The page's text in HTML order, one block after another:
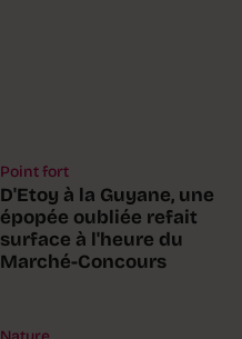
Point fort
D'Etoy à la Guyane, une
épopée oubliée refait
surface à l'heure du
Marché-Concours